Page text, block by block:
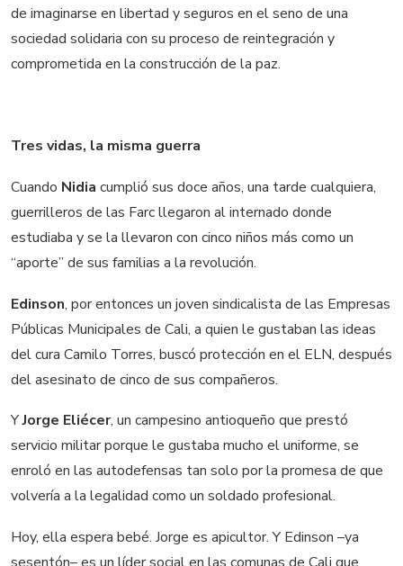
de imaginarse en libertad y seguros en el seno de una
sociedad solidaria con su proceso de reintegración y
comprometida en la construcción de la paz.
Tres vidas, la misma guerra
Cuando Nidia cumplió sus doce años, una tarde cualquiera,
guerrilleros de las Farc llegaron al internado donde
estudiaba y se la llevaron con cinco niños más como un
“aporte” de sus familias a la revolución.
Edinson, por entonces un joven sindicalista de las Empresas
Públicas Municipales de Cali, a quien le gustaban las ideas
del cura Camilo Torres, buscó protección en el ELN, después
del asesinato de cinco de sus compañeros.
YJorge Eliécer, un campesino antioqueño que prestó
servicio militar porque le gustaba mucho el uniforme, se
enroló en las autodefensas tan solo por la promesa de que
volvería a la legalidad como un soldado profesional.
Hoy, ella espera bebé. Jorge es apicultor. Y Edinson –ya